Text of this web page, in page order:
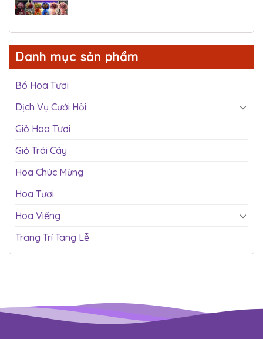
Danh mục sản phẩm
Bó Hoa Tươi
Dịch Vụ Cưới Hỏi
Giỏ Hoa Tươi
Giỏ Trái Cây
Hoa Chúc Mừng
Hoa Tươi
Hoa Viếng
Trang Trí Tang Lễ